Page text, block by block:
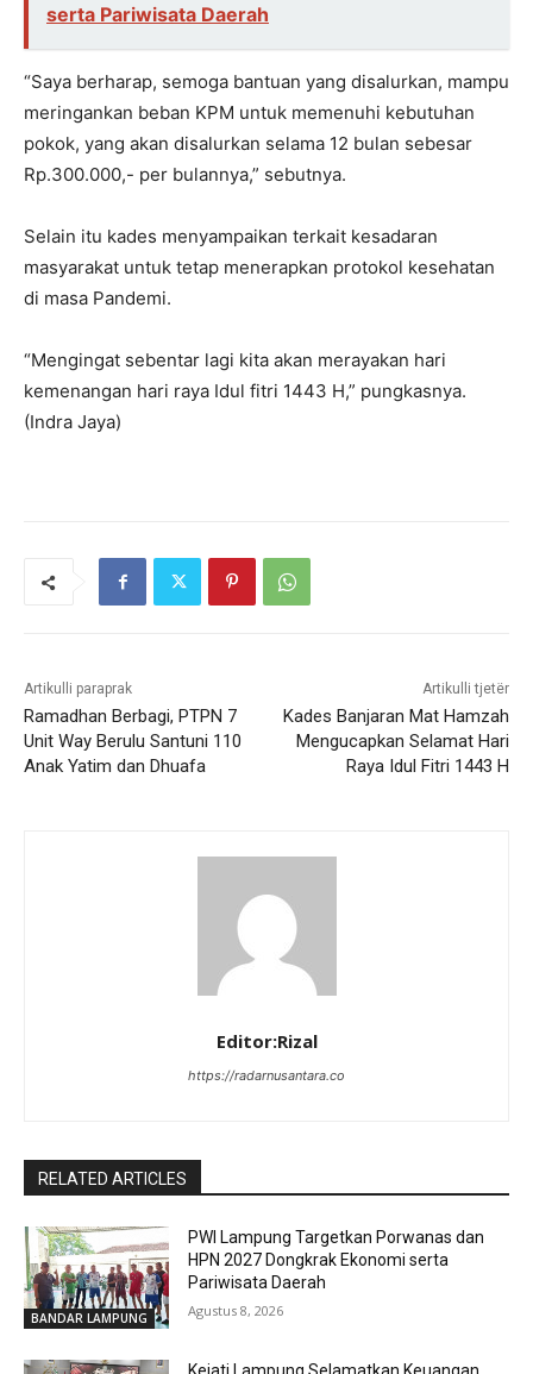
serta Pariwisata Daerah
“Saya berharap, semoga bantuan yang disalurkan, mampu
meringankan beban KPM untuk memenuhi kebutuhan
pokok, yang akan disalurkan selama 12 bulan sebesar
Rp.300.000,- per bulannya,” sebutnya.
Selain itu kades menyampaikan terkait kesadaran
masyarakat untuk tetap menerapkan protokol kesehatan
di masa Pandemi.
“Mengingat sebentar lagi kita akan merayakan hari
kemenangan hari raya Idul fitri 1443 H,” pungkasnya.
(Indra Jaya)
Artikulli paraprak
Ramadhan Berbagi, PTPN 7
Unit Way Berulu Santuni 110
Anak Yatim dan Dhuafa
Artikulli tjetër
Kades Banjaran Mat Hamzah
Mengucapkan Selamat Hari
Raya Idul Fitri 1443 H
Editor:Rizal
https://radarnusantara.co
RELATED ARTICLES
BANDAR LAMPUNG
PWI Lampung Targetkan Porwanas dan
HPN 2027 Dongkrak Ekonomi serta
Pariwisata Daerah
Agustus 8, 2026
Kejati Lampung Selamatkan Keuangan